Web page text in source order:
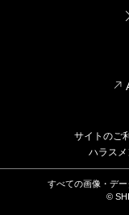
サイトのご
ハラス
すべての画像・デ
©